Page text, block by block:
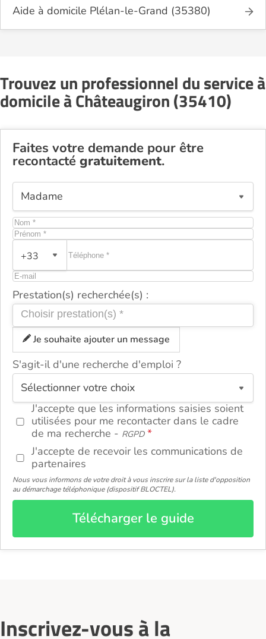
Aide à domicile Plélan-le-Grand (35380)
Trouvez un professionnel du service à
domicile à Châteaugiron (35410)
Faites votre demande pour être
recontacté gratuitement.
+33
Prestation(s) recherchée(s) :
Je souhaite ajouter un message
S'agit-il d'une recherche d'emploi ?
J'accepte que les informations saisies soient
utilisées pour me recontacter dans le cadre
de ma recherche - RGPD
J'accepte de recevoir les communications de
partenaires
Nous vous informons de votre droit à vous inscrire sur la liste d'opposition
au démarchage téléphonique (dispositif BLOCTEL).
Télécharger le guide
ou
Inscrivez-vous à la